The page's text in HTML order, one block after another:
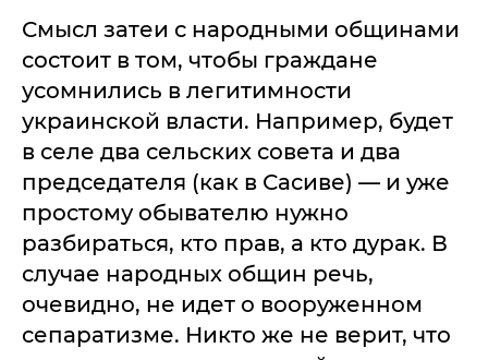
Смысл затеи с народными общинами
состоит в том, чтобы граждане
усомнились в легитимности
украинской власти. Например, будет
в селе два сельских совета и два
председателя (как в Сасиве) — и уже
простому обывателю нужно
разбираться, кто прав, а кто дурак. В
случае народных общин речь,
очевидно, не идет о вооруженном
сепаратизме. Никто же не верит, что